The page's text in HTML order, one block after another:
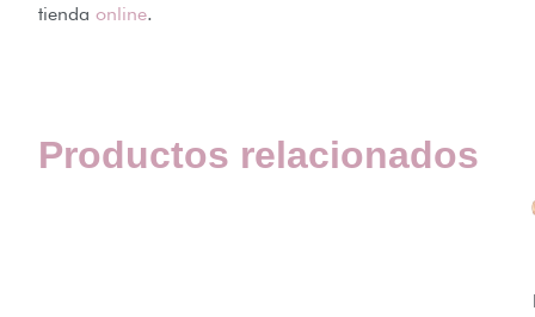
tienda online.
Productos relacionados